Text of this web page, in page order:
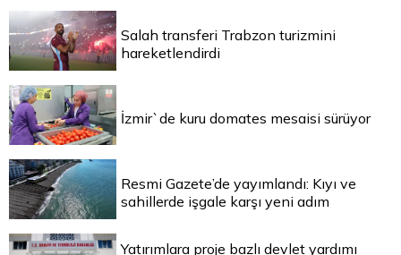
Salah transferi Trabzon turizmini
hareketlendirdi
İzmir`de kuru domates mesaisi sürüyor
Resmi Gazete’de yayımlandı: Kıyı ve
sahillerde işgale karşı yeni adım
Yatırımlara proje bazlı devlet yardımı